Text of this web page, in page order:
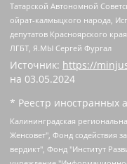
Татарской Автономной
ойрат-калмыцкого народа,
депутатов Красноярского
ЛГБТ, Я.МЫ Сергей Фургал
Источник: https://
на 03.05.2024
* Реестр иностранных
Калининградская региональная общественная организация "Экозащита!-Женсовет", Фонд содействия защите прав и свобод граждан "Общественный вердикт", Фонд "Институт Развития Свободы Информации", Частное учреждение "Информационное агентство МЕМО. РУ", Региональная общественная организация "Общественная комиссия по сохранению наследия академика Сахарова", Фонд поддержки свободы прессы, Санкт-Петербургская общественная правозащитная организация "Гражданский контроль", Межрегиональная общественная организация "Информационно-просветительский центр "Мемориал", Региональный Фонд "Центр Защиты Прав Средств Массовой Информации", с 05.12.2023 Фонд "Центр Защиты Прав Средств массовой информации", Региональная общественная благотворительная организация помощи беженцам и мигрантам "Гражданское содействие", Негосударственное образовательное учреждение дополнительного профессионального образования (повышение квалификации) специалистов "АКАДЕМИЯ ПО ПРАВАМ ЧЕЛОВЕКА", Свердловская региональная общественная организация "Сутяжник", Автономная некоммерческая организация "Центр независимых социологических исследований", Союз общественных объединений "Российский исследовательский центр по правам человека", Региональное общественное учреждение научно-информационный центр "МЕМОРИАЛ", Некоммерческая организация "Фонд защиты гласности", Автономная некоммерческая организация "Институт прав человека", Городская общественная организация "Екатеринбургское общество "МЕМОРИАЛ", Городская общественная организация "Рязанское историко-просветительское и правозащитное общество "Мемориал" (Рязанский Мемориал), Челябинский региональный орган общественной самодеятельности – женское общественное объединение "Женщины Евразии", Челябинский региональный орган общественной самодеятельности "Уральская правозащитная группа", Фонд содействия защите здоровья и социальной справедливости имени Андрея Рылькова, Автономная Некоммерческая Организация "Аналитический Центр Юрия Левады", Автономная некоммерческая организация социальной поддержки населения "Проект Апрель", Региональная общественная организация помощи женщинам и детям, находящимся в кризисной ситуации "Информационно-методический центр "Анна", Фонд содействия развитию массовых коммуникаций и правовому просвещению "Так-так-Так", Фонд содействия устойчивому развитию "Серебряная тайга", Свердловский региональный общественный фонд социальных проектов "Новое время", "Idel.Реалии", Кавказ.Реалии, Крым.Реалии, Телеканал Настоящее Время, Татаро-башкирская служба Радио Свобода (Azatliq Radiosi), Радио Свободная Европа/Радио Свобода (PCE/PC), "Сибирь.Реалии", "Фактограф", Благотворительный фонд помощи осужденным и их семьям, Автономная некоммерческая организация "Институт глобализации и социальных движений", Фонд "В защиту прав заключенных", Частное учреждение "Центр поддержки и содействия развитию средств массовой информации", Пензенский региональный общественный благотворительный фонд "Гражданский союз", "Север.Реалии", Некоммерческая организация Фонд "Правовая инициатива", Общество с ограниченной ответственностью "Радио Свободная Европа/Радио Свобода", Чешское информационное агентство "MEDIUM-ORIENT", Красноярская региональная общественная организация "Мы против СПИДа", Камалягин Денис Николаевич, Маркелов Сергей Евгеньевич, Пономарев Лев Александрович, Савицкая Людмила Алексеевна, Автономная некоммерческая организация "Центр по работе с проблемой насилия "НАСИЛИЮ.НЕТ", Межрегиональный профессиональный союз работников здравоохранения "Альянс врачей", Юридическое лицо, зарегистрированное в Латвийской Республике, SIA "Medusa Project" (регистрационный номер 40103797863, дата регистрации 10.06.2014), Некоммерческая организация "Фонд по борьбе с коррупцией", Автономная некоммерческая организация "Институт права и публичной политики", Баданин Роман Сергеевич, Гликин Максим Александрович, Железнова Мария Михайловна, Лукьянова Юлия Сергеевна, Маетная Елизавета Витальевна, Маняхин Петр Борисович, Чуракова Ольга Владимировна, Ярош Юлия